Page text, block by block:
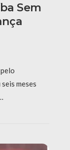
Sem
meses